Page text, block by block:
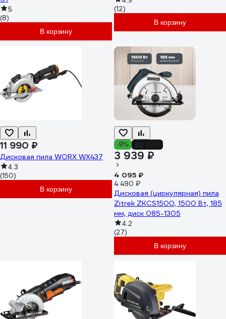
5
(8)
В корзину
(12)
В корзину
11 990 ₽
Дисковая пила WORX WX437
4.3
(150)
В корзину
-9%
3 939 ₽
4 095 ₽
4 490 ₽
Дисковая (циркулярная) пила
Zitrek ZKCS1500, 1500 Вт, 185
мм, диск 085-1305
4.2
(27)
В корзину